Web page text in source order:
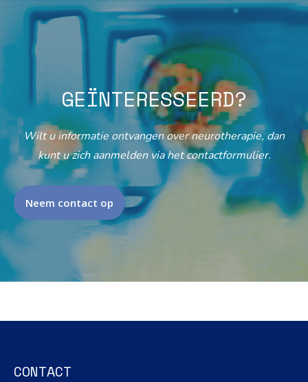
GEÏNTERESSEERD?
Wilt u informatie ontvangen over neurotherapie, dan
kunt u zich aanmelden via het contactformulier.
Neem contact op
CONTACT